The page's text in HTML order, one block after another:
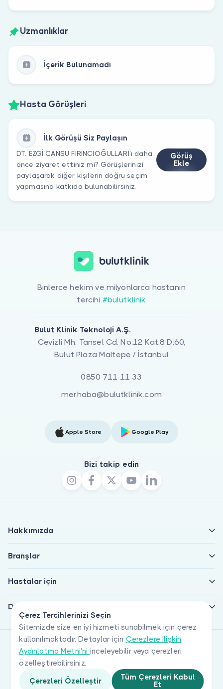
Uzmanlıklar
İçerik Bulunamadı
Hasta Görüşleri
İlk Görüşü Siz Paylaşın
DT. EZGİ CANSU FIRINCIOĞULLARI’ı daha
önce ziyaret ettiniz mi? Görüşlerinizi
paylaşarak diğer kişilerin doğru seçim
yapmasına katkıda bulunabilirsiniz.
Görüş
Ekle
Çerez Tercihlerinizi Seçin
Sitemizde size en iyi hizmeti sunabilmek için çerez
kullanılmaktadır. Detaylar için Çerezlere İlişkin
Aydınlatma Metni'ni inceleyebilir veya çerezleri
özelleştirebilirsiniz.
Çerezleri Özelleştir
Tüm Çerezleri Kabul
Et
Binlerce hekim ve milyonlarca hastanın
tercihi #bulutklinik
Bulut Klinik Teknoloji A.Ş.
Cevizli Mh. Tansel Cd. No:12 Kat:8 D:60,
Bulut Plaza Maltepe / İstanbul
0850 711 11 33
merhaba@bulutklinik.com
Apple Store Google Play
Bizi takip edin
Hakkımızda
Branşlar
Hastalar için
Doktorlar için